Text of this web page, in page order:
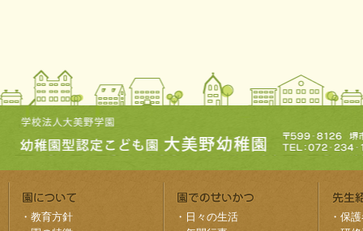
・ 教育方針
・ 日々の生活
・ 保